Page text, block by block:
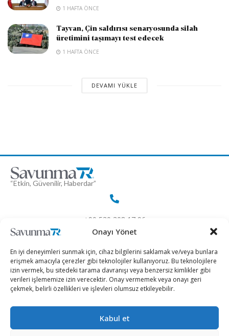
Onayı Yönet
En iyi deneyimleri sunmak için, cihaz bilgilerini saklamak ve/veya bunlara
erişmek amacıyla çerezler gibi teknolojiler kullanıyoruz. Bu teknolojilere
izin vermek, bu sitedeki tarama davranışı veya benzersiz kimlikler gibi
verileri işlememize izin verecektir. Onay vermemek veya onayı geri
çekmek, belirli özellikleri ve işlevleri olumsuz etkileyebilir.
Kabul et
1 HAFTA ÖNCE
Tayvan, Çin saldırısı senaryosunda silah
üretimini taşımayı test edecek
1 HAFTA ÖNCE
DEVAMI YÜKLE
“Etkin, Güvenilir, Haberdar”
+90 530 308 17 96
iletisim@savunmatr.com
Kategoriler